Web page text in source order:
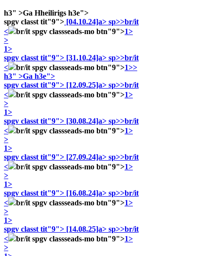
h3" >Ga Hheilirigs h3e">
spgv classt tit"9"> [04.10.24]a> sp>>br/it
<
br/it spgv classseads-mo btn"9">1>
>
1>
spgv classt tit"9"> [31.10.24]a> sp>>br/it
<
br/it spgv classseads-mo btn"9">1>>
h3" >Ga h3e">
spgv classt tit"9"> [12.09.25]a> sp>>br/it
<
br/it spgv classseads-mo btn"9">1>
>
1>
spgv classt tit"9"> [30.08.24]a> sp>>br/it
<
br/it spgv classseads-mo btn"9">1>
>
1>
spgv classt tit"9"> [27.09.24]a> sp>>br/it
<
br/it spgv classseads-mo btn"9">1>
>
1>
spgv classt tit"9"> [16.08.24]a> sp>>br/it
<
br/it spgv classseads-mo btn"9">1>
>
1>
spgv classt tit"9"> [14.08.25]a> sp>>br/it
<
br/it spgv classseads-mo btn"9">1>
>